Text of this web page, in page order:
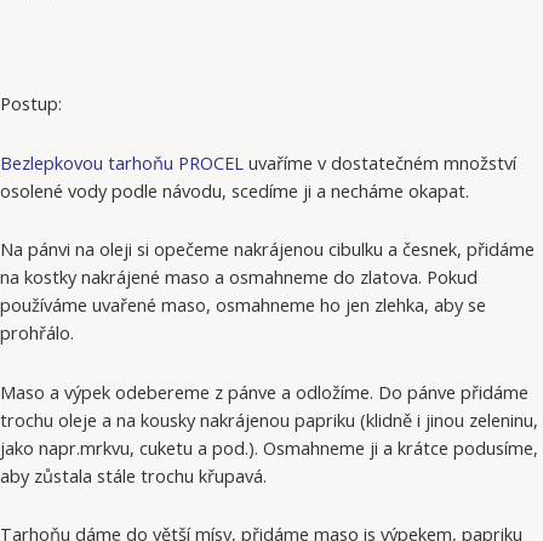
Postup:
Bezlepkovou tarhoňu PROCEL uvaříme v dostatečném množství
osolené vody podle návodu, scedíme ji a necháme okapat.
Na pánvi na oleji si opečeme nakrájenou cibulku a česnek, přidáme
na kostky nakrájené maso a osmahneme do zlatova. Pokud
používáme uvařené maso, osmahneme ho jen zlehka, aby se
prohřálo.
Maso a výpek odebereme z pánve a odložíme. Do pánve přidáme
trochu oleje a na kousky nakrájenou papriku (klidně i jinou zeleninu,
jako napr.mrkvu, cuketu a pod.). Osmahneme ji a krátce podusíme,
aby zůstala stále trochu křupavá.
Tarhoňu dáme do větší mísy, přidáme maso is výpekem, papriku